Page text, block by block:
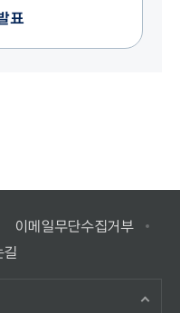
표
이메일무단수집거부